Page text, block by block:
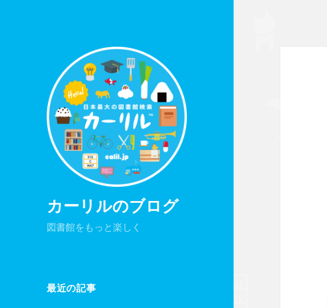
カーリルのブログ
図書館をもっと楽しく
最近の記事